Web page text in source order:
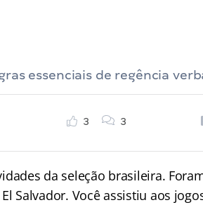
essenciais de regência
3 3
da seleção brasileira.
Salvador. Você assistiu aos